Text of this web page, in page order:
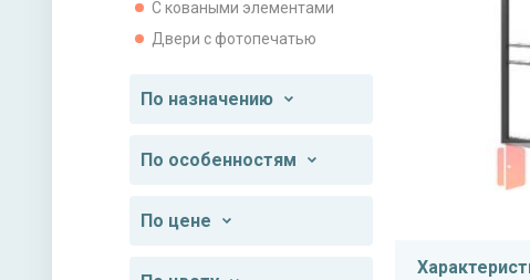
С коваными элементами
Двери с фотопечатью
По назначению
По особенностям
По цене